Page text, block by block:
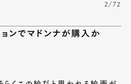
2/72
ンでマドンナが購入か